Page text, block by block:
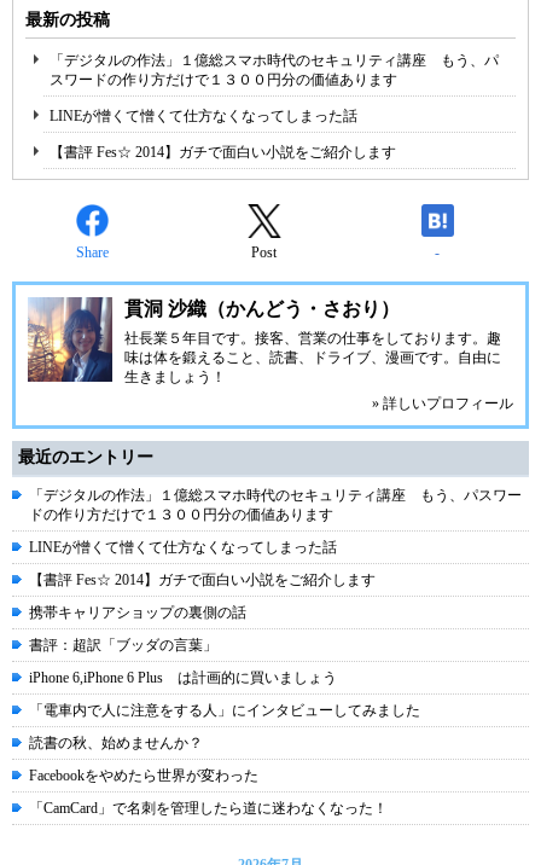
最新の投稿
「デジタルの作法」１億総スマホ時代のセキュリティ講座 もう、パ
スワードの作り方だけで１３００円分の価値あります
LINEが憎くて憎くて仕方なくなってしまった話
【書評 Fes☆ 2014】ガチで面白い小説をご紹介します
Share Post -
貫洞 沙織（かんどう・さおり）
社長業５年目です。接客、営業の仕事をしております。趣
味は体を鍛えること、読書、ドライブ、漫画です。自由に
生きましょう！
» 詳しいプロフィール
最近のエントリー
「デジタルの作法」１億総スマホ時代のセキュリティ講座 もう、パスワー
ドの作り方だけで１３００円分の価値あります
LINEが憎くて憎くて仕方なくなってしまった話
【書評 Fes☆ 2014】ガチで面白い小説をご紹介します
携帯キャリアショップの裏側の話
書評：超訳「ブッダの言葉」
iPhone 6,iPhone 6 Plus は計画的に買いましょう
「電車内で人に注意をする人」にインタビューしてみました
読書の秋、始めませんか？
Facebookをやめたら世界が変わった
「CamCard」で名刺を管理したら道に迷わなくなった！